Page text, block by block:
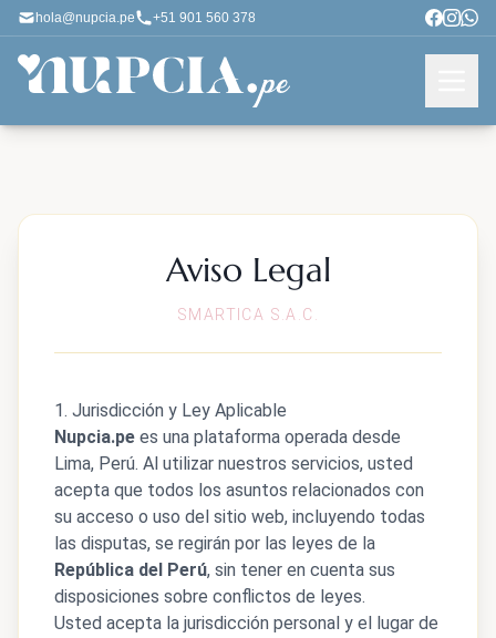
hola@nupcia.pe +51 901 560 378
Aviso Legal
SMARTICA S.A.C.
1. Jurisdicción y Ley Aplicable
Nupcia.pe es una plataforma operada desde
Lima, Perú. Al utilizar nuestros servicios, usted
acepta que todos los asuntos relacionados con
su acceso o uso del sitio web, incluyendo todas
las disputas, se regirán por las leyes de la
República del Perú, sin tener en cuenta sus
disposiciones sobre conflictos de leyes.
Usted acepta la jurisdicción personal y el lugar de